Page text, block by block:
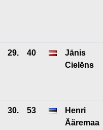
29. 40
Jānis
Cielēns
30. 53
Henri
Ääremaa